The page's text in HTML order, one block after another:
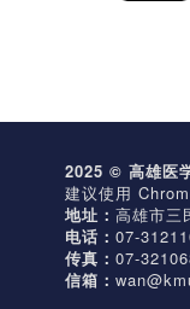
2025 © 高雄医
建议使用
地址： 高雄市三
电话： 07-
传真： 07-
信箱：